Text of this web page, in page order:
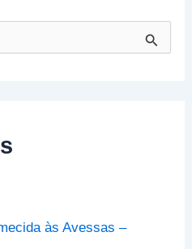
às Avessas –